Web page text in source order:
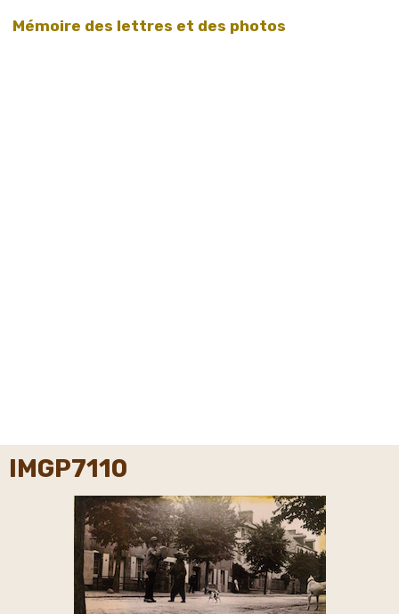
Mémoire des lettres et des photos
IMGP7110